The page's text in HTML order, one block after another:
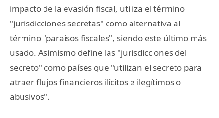
impacto de la evasión fiscal, utiliza el término
"jurisdicciones secretas" como alternativa al
término "paraísos fiscales", siendo este último más
usado. Asimismo define las "jurisdicciones del
secreto" como países que "utilizan el secreto para
atraer flujos financieros ilícitos e ilegítimos o
abusivos".